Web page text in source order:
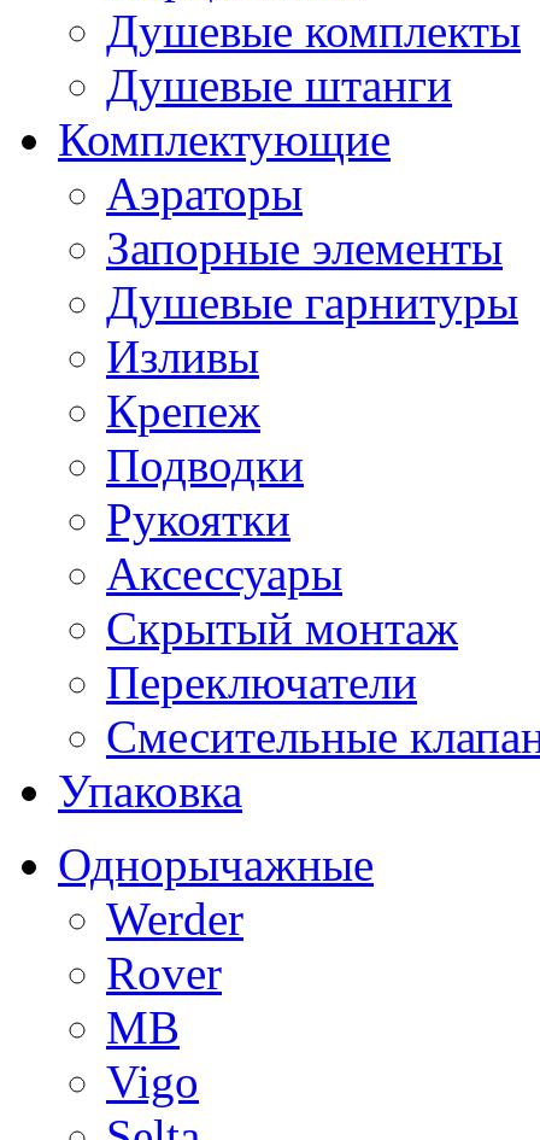
Душевые комплекты
Душевые штанги
Комплектующие
Аэраторы
Запорные элементы
Душевые гарнитуры
Изливы
Крепеж
Подводки
Рукоятки
Аксессуары
Скрытый монтаж
Переключатели
Смесительные
Упаковка
Однорычажные
Werder
Rover
MB
Vigo